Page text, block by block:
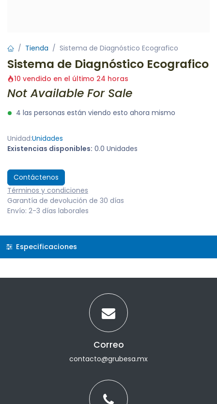
Tienda Sistema de Diagnóstico Ecografico
Sistema de Diagnóstico Ecografico
10 vendido en el último 24 horas
Not Available For Sale
4 las personas están viendo esto ahora mismo
Unidad:Unidades
Existencias disponibles: 0.0 Unidades
Contáctenos
Términos y condiciones
Garantía de devolución de 30 días
Envío: 2-3 días laborales
Especificaciones
Correo
contacto@grubesa.mx